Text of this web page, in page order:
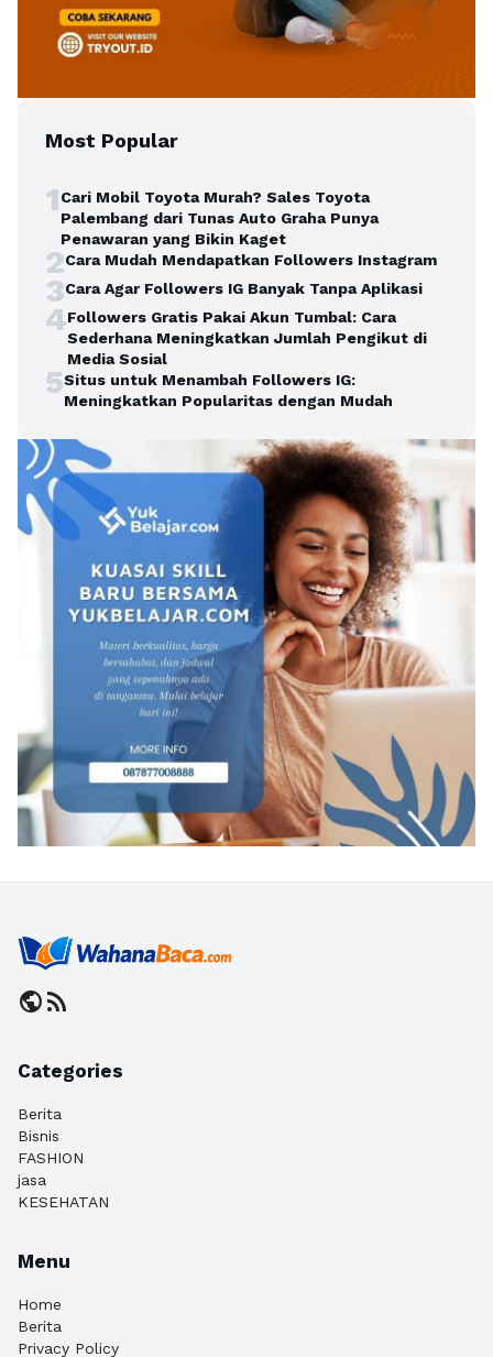
Most Popular
1Cari Mobil Toyota Murah? Sales Toyota
Palembang dari Tunas Auto Graha Punya
Penawaran yang Bikin Kaget
2Cara Mudah Mendapatkan Followers Instagram
3Cara Agar Followers IG Banyak Tanpa Aplikasi
4Followers Gratis Pakai Akun Tumbal: Cara
Sederhana Meningkatkan Jumlah Pengikut di
Media Sosial
5Situs untuk Menambah Followers IG:
Meningkatkan Popularitas dengan Mudah
publicrss_feed
Categories
Berita
Bisnis
FASHION
jasa
KESEHATAN
Menu
Home
Berita
Privacy Policy